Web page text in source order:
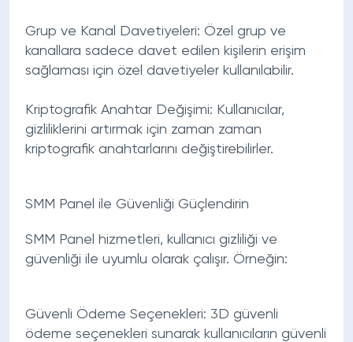
Grup ve Kanal Davetiyeleri: Özel grup ve
kanallara sadece davet edilen kişilerin erişim
sağlaması için özel davetiyeler kullanılabilir.
Kriptografik Anahtar Değişimi: Kullanıcılar,
gizliliklerini artırmak için zaman zaman
kriptografik anahtarlarını değiştirebilirler.
SMM Panel ile Güvenliği Güçlendirin
SMM Panel hizmetleri, kullanıcı gizliliği ve
güvenliği ile uyumlu olarak çalışır. Örneğin:
Güvenli Ödeme Seçenekleri: 3D güvenli
ödeme seçenekleri sunarak kullanıcıların güvenli